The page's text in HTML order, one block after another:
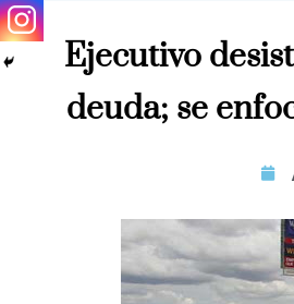
Ejecutivo
deuda; se